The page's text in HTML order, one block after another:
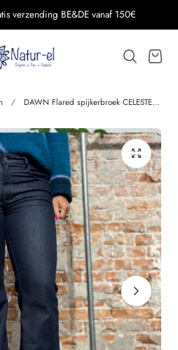
BE&DE vanaf 150€
DAWN Flared spijkerbroek CELESTE RAW tencel katoen